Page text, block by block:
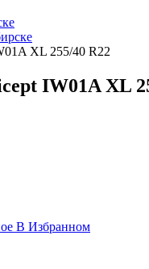
XL 255/40 R22
IW01A XL
В Избранном